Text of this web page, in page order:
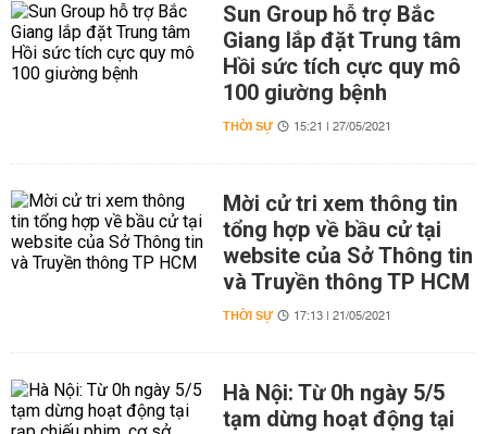
Sun Group hỗ trợ Bắc
Giang lắp đặt Trung tâm
Hồi sức tích cực quy mô
100 giường bệnh
THỜI SỰ 15:21 | 27/05/2021
Mời cử tri xem thông tin
tổng hợp về bầu cử tại
website của Sở Thông tin
và Truyền thông TP HCM
THỜI SỰ 17:13 | 21/05/2021
Hà Nội: Từ 0h ngày 5/5
tạm dừng hoạt động tại